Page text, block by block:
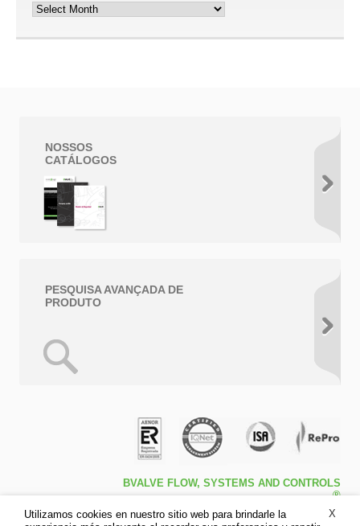
Archives
NOSSOS
CATÁLOGOS
PESQUISA AVANÇADA DE
PRODUTO
BVALVE FLOW, SYSTEMS AND CONTROLS
®
Travessa de Peralta 5ª – Pol. Ind. l1 46540 El
Puig (Valencia)
X
Utilizamos cookies en nuestro sitio web para brindarle la